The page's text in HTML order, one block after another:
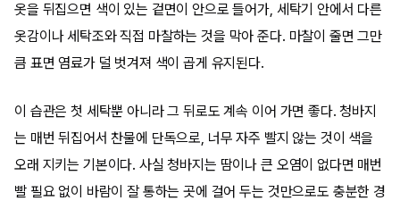
옷을 뒤집으면 색이 있는 겉면이 안으로 들어가, 세탁기 안에서 다른
옷감이나 세탁조와 직접 마찰하는 것을 막아 준다. 마찰이 줄면 그만
큼 표면 염료가 덜 벗겨져 색이 곱게 유지된다.
이 습관은 첫 세탁뿐 아니라 그 뒤로도 계속 이어 가면 좋다. 청바지
는 매번 뒤집어서 찬물에 단독으로, 너무 자주 빨지 않는 것이 색을
오래 지키는 기본이다. 사실 청바지는 땀이나 큰 오염이 없다면 매번
빨 필요 없이 바람이 잘 통하는 곳에 걸어 두는 것만으로도 충분한 경